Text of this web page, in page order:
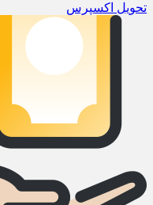
تحویل اکسپرس